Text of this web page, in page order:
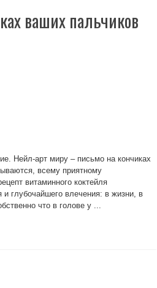
ваших пальчиков
Нейл-арт миру – письмо на кончиках
всему приятному
витаминного коктейля
глубочайшего влечения: в жизни, в
что в голове у ...